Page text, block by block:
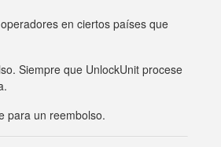
en ciertos países que
Siempre que UnlockUnit procese
para un reembolso.